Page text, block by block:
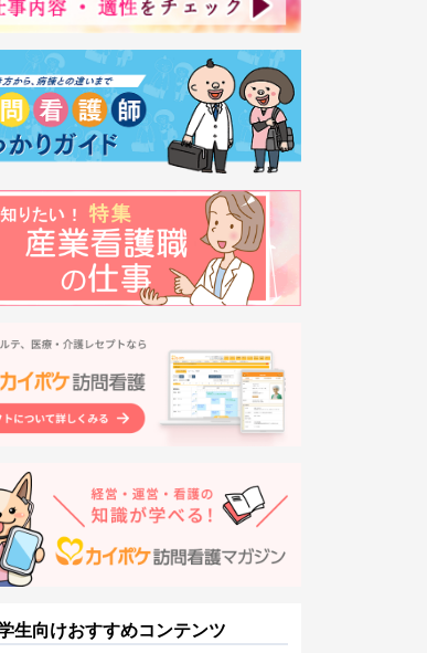
生向けおすすめコンテンツ